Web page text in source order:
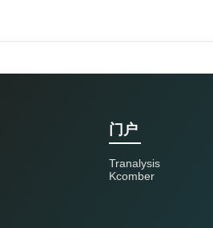
门户
Tranalysis
Kcomber